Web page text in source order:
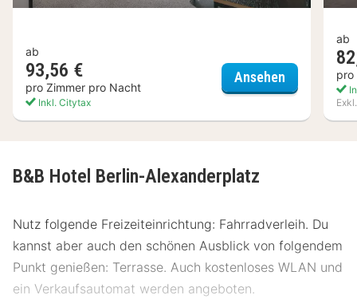
ab
93,56 €
pro Zimmer pro Nacht
Inkl. Citytax
Ansehen The Social
ab
pro
B&B Hotel Berlin-Alexanderplatz
Nutz folgende Freizeiteinrichtung: Fahrradverleih. Du
kannst aber auch den schönen Ausblick von folgendem
Punkt genießen: Terrasse. Auch kostenloses WLAN und
ein Verkaufsautomat werden angeboten.